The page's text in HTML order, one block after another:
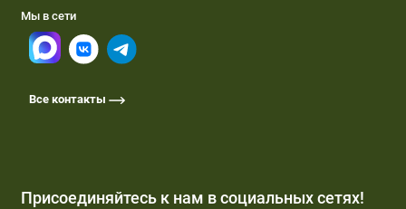
Мы в сети
Все контакты
Присоединяйтесь к нам в социальных сетях!